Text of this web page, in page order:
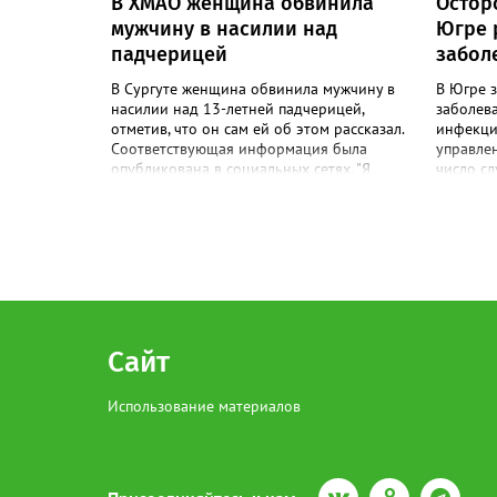
мужчину в насилии над
падчерицей
В Сургуте женщина обвинила мужчину в
насилии над 13-летней падчерицей,
отметив, что он сам ей об этом рассказал.
Соответствующая информация была
опубликована в социальных сетях. "Я
"Сотрудники полиции устанавливают все
обстоятельства произошедшего", -
Югре
В Югре
число
73,9%
Сайт
Использование материалов